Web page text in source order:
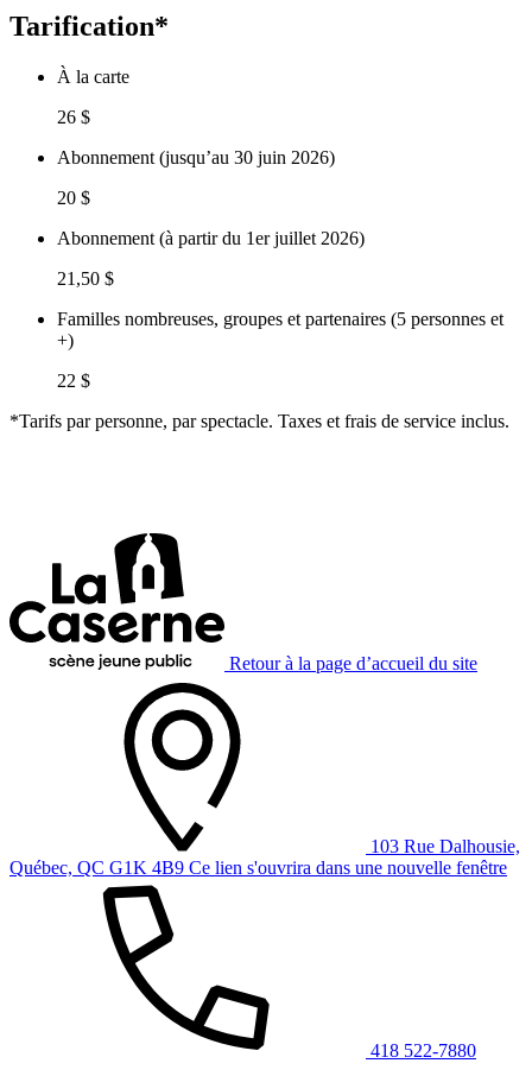
Tarification*
À la carte
26 $
Abonnement (jusqu’au 30 juin 2026)
20 $
Abonnement (à partir du 1er juillet 2026)
21,50 $
Familles nombreuses, groupes et partenaires (5 personnes et
+)
22 $
*Tarifs par personne, par spectacle. Taxes et frais de service inclus.
Retour à la page d’accueil du site
103 Rue Dalhousie,
Québec, QC G1K 4B9 Ce lien s'ouvrira dans une nouvelle fenêtre
418 522-7880